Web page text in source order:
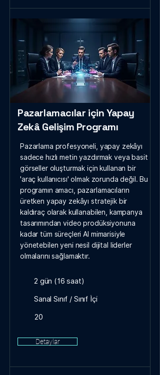
Pazarlamacılar için Yapay
Zekâ Gelişim Programı
Pazarlama profesyoneli, yapay zekâyı
sadece hızlı metin yazdırmak veya basit
görseller oluşturmak için kullanan bir
'araç kullanıcısı' olmak zorunda değil. Bu
programın amacı, pazarlamacıların
üretken yapay zekâyı stratejik bir
kaldıraç olarak kullanabilen, kampanya
tasarımından video prodüksiyonuna
kadar tüm süreçleri AI mimarisiyle
yönetebilen yeni nesil dijital liderler
olmalarını sağlamaktır.
2 gün (16 saat)
Sanal Sınıf / Sınıf İçi
20
Detaylar